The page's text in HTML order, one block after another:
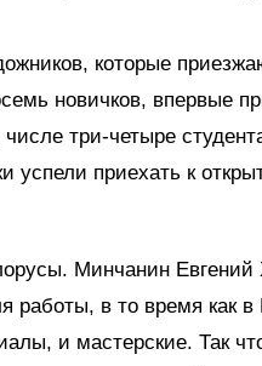
которые
новичков, впервые
три-четыре
успели приехать к
Минчанин Евгений
работы, в то время как
и мастерские. Так